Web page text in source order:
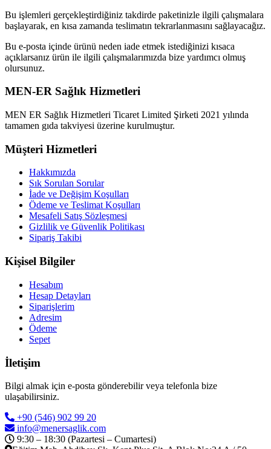
Bu işlemleri gerçekleştirdiğiniz takdirde paketinizle ilgili çalışmalara
başlayarak, en kısa zamanda teslimatın tekrarlanmasını sağlayacağız.
Bu e-posta içinde ürünü neden iade etmek istediğinizi kısaca
açıklarsanız ürün ile ilgili çalışmalarımızda bize yardımcı olmuş
olursunuz.
MEN-ER Sağlık Hizmetleri
MEN ER Sağlık Hizmetleri Ticaret Limited Şirketi 2021 yılında
tamamen gıda takviyesi üzerine kurulmuştur.
Müşteri Hizmetleri
Hakkımızda
Sık Sorulan Sorular
İade ve Değişim Koşulları
Ödeme ve Teslimat Koşulları
Mesafeli Satış Sözleşmesi
Gizlilik ve Güvenlik Politikası
Sipariş Takibi
Kişisel Bilgiler
Hesabım
Hesap Detayları
Siparişlerim
Adresim
Ödeme
Sepet
İletişim
Bilgi almak için e-posta gönderebilir veya telefonla bize
ulaşabilirsiniz.
+90 (546) 902 99 20
info@menersaglik.com
9:30 – 18:30 (Pazartesi – Cumartesi)